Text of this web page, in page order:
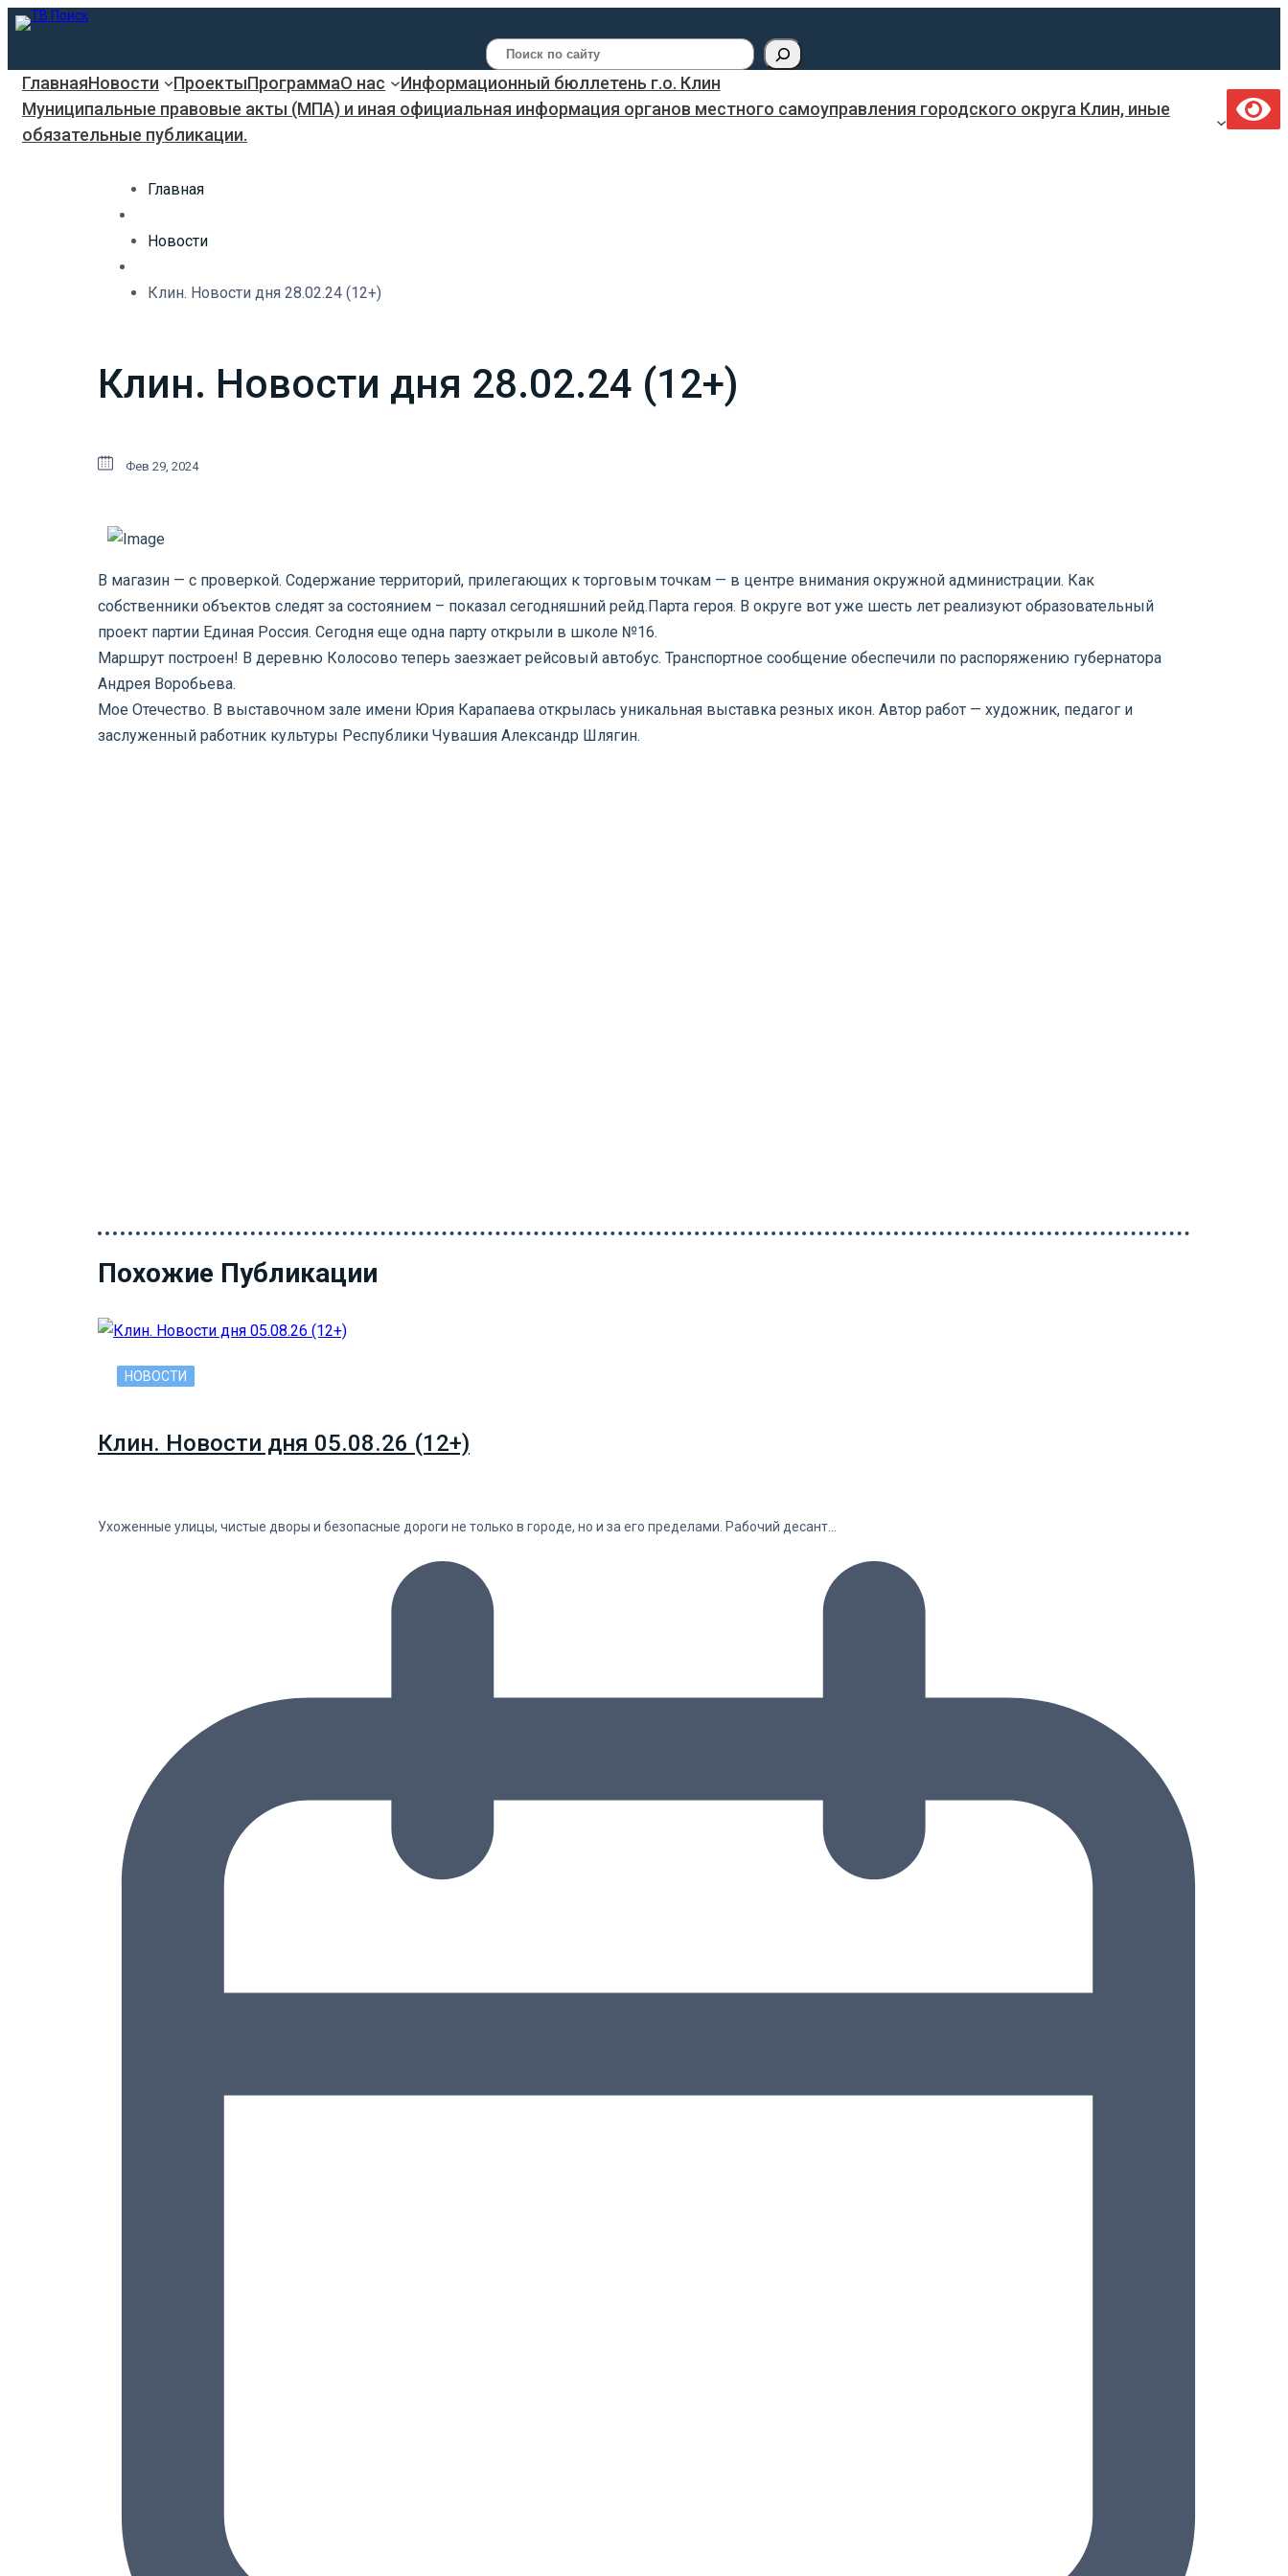
Поиск
ГлавнаяНовости ПроектыПрограммаО нас
Информационный бюллетень г.о. Клин
Муниципальные правовые акты (МПА) и иная официальная информация органов местного самоуправления городского округа Клин, иные
обязательные публикации.
Главная
Новости
Клин. Новости дня 28.02.24 (12+)
Клин. Новости дня 28.02.24 (12+)
Фев 29, 2024
В магазин — с проверкой. Содержание территорий, прилегающих к торговым точкам — в центре внимания окружной администрации. Как
собственники объектов следят за состоянием – показал сегодняшний рейд. Парта героя. В округе вот уже шесть лет реализуют образовательный
проект партии Единая Россия. Сегодня еще одна парту открыли в школе №16.
Маршрут построен! В деревню Колосово теперь заезжает рейсовый автобус. Транспортное сообщение обеспечили по распоряжению губернатора
Андрея Воробьева.
Мое Отечество. В выставочном зале имени Юрия Карапаева открылась уникальная выставка резных икон. Автор работ — художник, педагог и
заслуженный работник культуры Республики Чувашия Александр Шлягин.
Похожие Публикации
НОВОСТИ
Клин. Новости дня 05.08.26 (12+)
Ухоженные улицы, чистые дворы и безопасные дороги не только в городе, но и за его пределами. Рабочий десант…